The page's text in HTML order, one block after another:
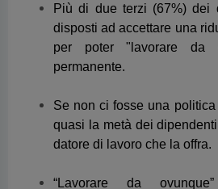
datore di lavoro che la offra.
“Lavorare da
estremamente positivo
riconosciuto da un numero
3 dipendenti su 4 (75%)
aumenterebbe la